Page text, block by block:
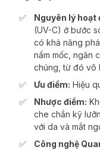
Nguyên lý hoạt
(UV-C) ở bước
có khả năng
nấm mốc, ngăn
chúng, từ đó vô
Ưu điểm: Hiệu
Nhược điểm:
che chắn kỹ
với da và mắt
Công nghệ